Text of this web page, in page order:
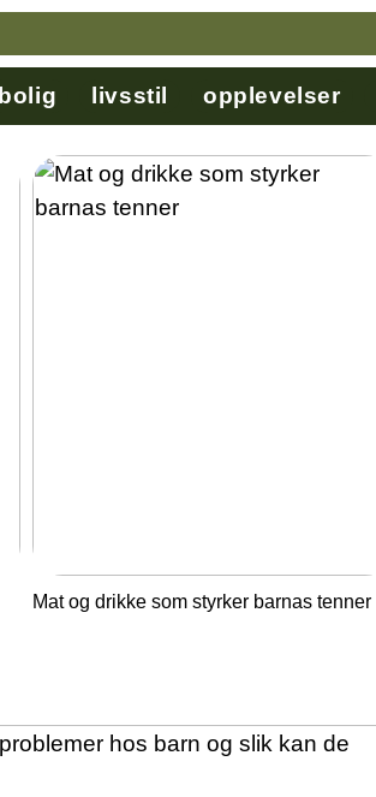
bolig livsstil opplevelser
Mat og drikke som styrker barnas tenner